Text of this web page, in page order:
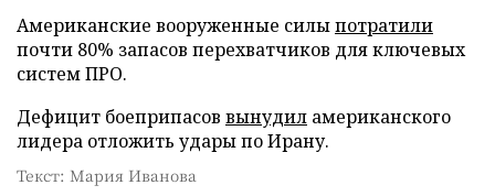
Американские вооруженные силыпотратили
почти 80% запасов перехватчиков для ключевых
систем ПРО.
Дефицит боеприпасов вынудил американского
лидера отложить удары по Ирану.
Текст: Мария Иванова